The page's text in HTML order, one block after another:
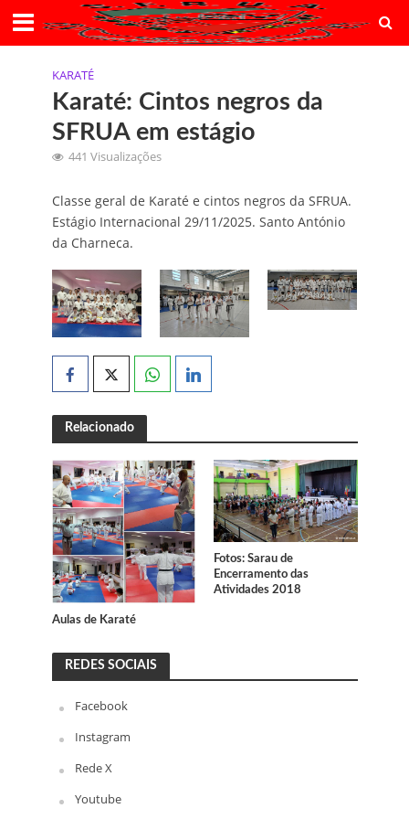
KARATÉ
Karaté: Cintos negros da
SFRUA em estágio
441 Visualizações
Classe geral de Karaté e cintos negros da SFRUA.
Estágio Internacional 29/11/2025. Santo António
da Charneca.
Relacionado
Aulas de Karaté
Fotos: Sarau de
Encerramento das
Atividades 2018
REDES SOCIAIS
Facebook
Instagram
Rede X
Youtube